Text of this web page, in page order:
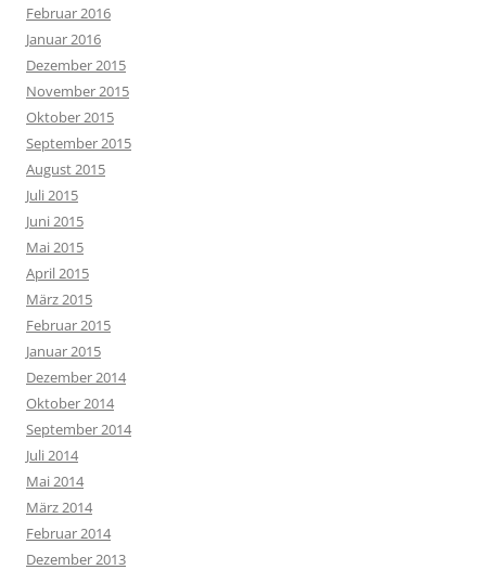
Februar 2016
Januar 2016
Dezember 2015
November 2015
Oktober 2015
September 2015
August 2015
Juli 2015
Juni 2015
Mai 2015
April 2015
März 2015
Februar 2015
Januar 2015
Dezember 2014
Oktober 2014
September 2014
Juli 2014
Mai 2014
März 2014
Februar 2014
Dezember 2013